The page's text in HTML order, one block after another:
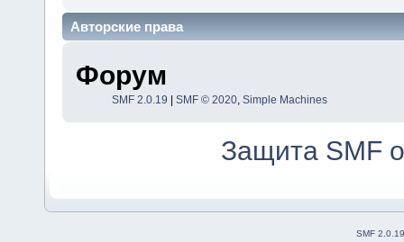
Авторские права
Форум
SMF 2.0.19 | SMF © 2020, Simple Machines
Защита SMF
SMF 2.0.19